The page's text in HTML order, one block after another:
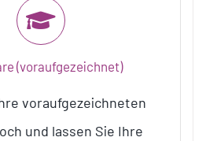
(voraufgezeichnet)
voraufgezeichneten
und lassen Sie Ihre